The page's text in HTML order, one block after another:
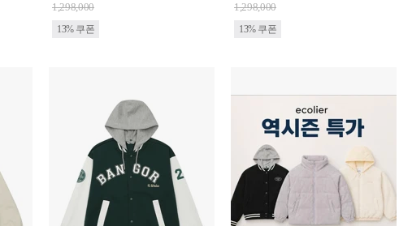
1,298,000
13% 쿠폰
1,298,000
13% 쿠폰